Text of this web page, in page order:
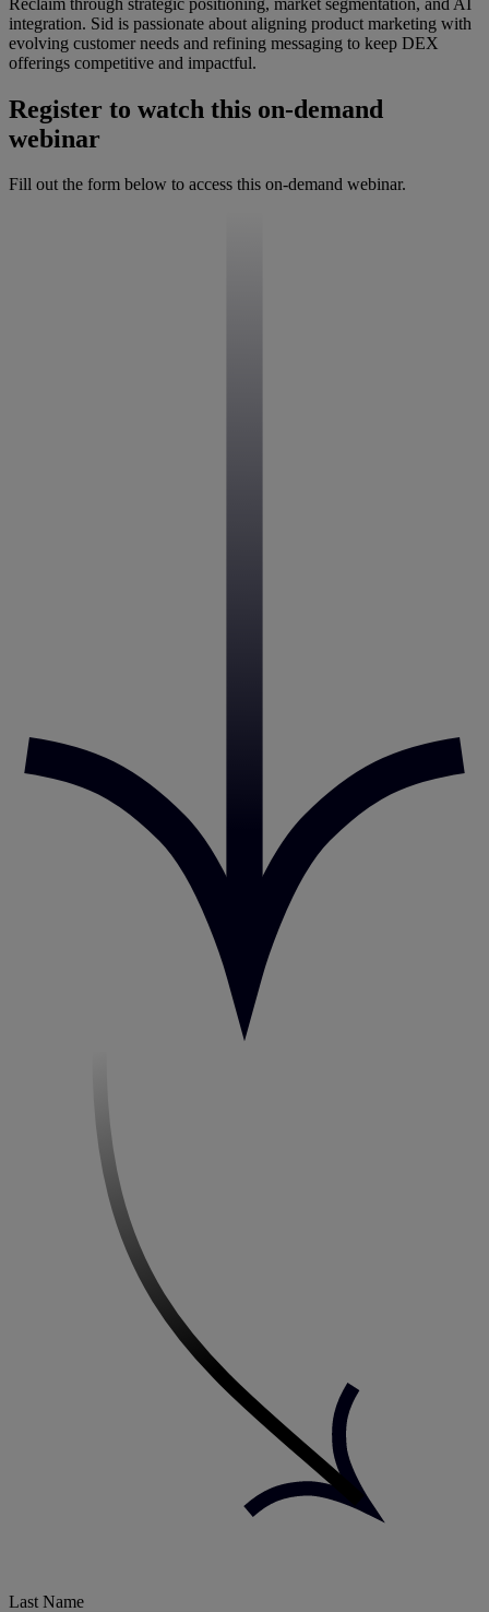
integration. Sid is passionate about aligning product marketing with
evolving customer needs and refining messaging to keep DEX
offerings competitive and impactful.
Register to watch this on-demand
webinar
Fill out the form below to access this on-demand webinar.
Last Name